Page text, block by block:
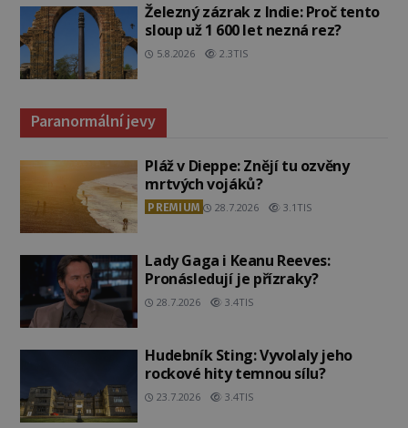
Železný zázrak z Indie: Proč tento
sloup už 1 600 let nezná rez?
5.8.2026 2.3TIS
Paranormální jevy
Pláž v Dieppe: Znějí tu ozvěny
mrtvých vojáků?
PREMIUM 28.7.2026 3.1TIS
Lady Gaga i Keanu Reeves:
Pronásledují je přízraky?
28.7.2026 3.4TIS
Hudebník Sting: Vyvolaly jeho
rockové hity temnou sílu?
23.7.2026 3.4TIS